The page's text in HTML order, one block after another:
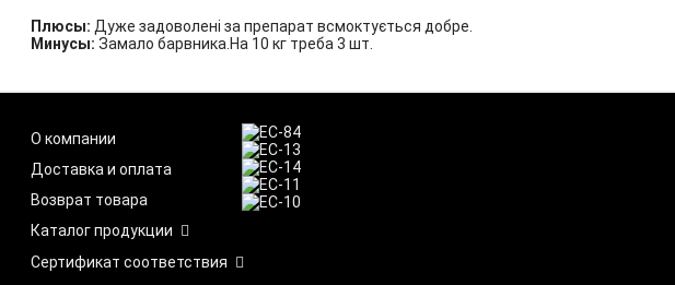
Плюсы: Дуже задоволені за препарат всмоктується добре.
Минусы: Замало барвника.На 10 кг треба 3 шт.
О компании
Доставка и оплата
Возврат товара
Каталог продукции
Сертификат соответствия